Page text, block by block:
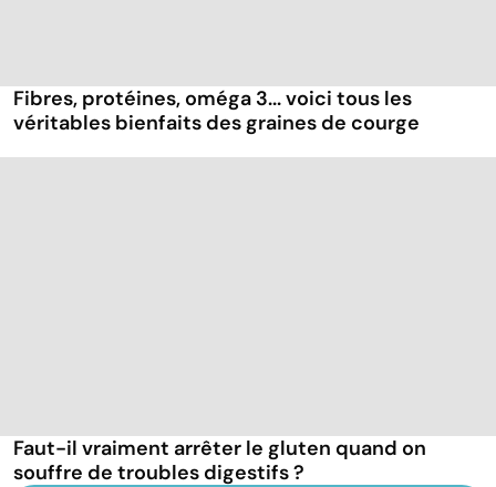
Fibres, protéines, oméga 3... voici tous les
véritables bienfaits des graines de courge
Faut-il vraiment arrêter le gluten quand on
souffre de troubles digestifs ?